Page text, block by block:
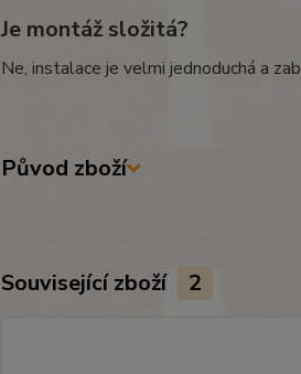
Je montáž složitá?
Ne, instalace je velmi jednoduchá a
Původ zboží
Související zboží 2